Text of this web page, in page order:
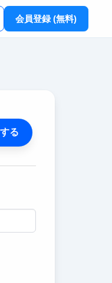
会員登録 (無料)
る